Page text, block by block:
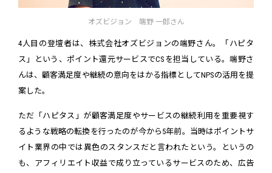
オズビジョン 端野 一郎さん
4人目の登壇者は、株式会社オズビジョンの端野さん。「ハピタ
ス」という、ポイント還元サービスでCSを担当している。端野さ
んは、顧客満足度や継続の意向をはかる指標としてNPSの活用を提
案した。
ただ「ハピタス」が顧客満足度やサービスの継続利用を重要視す
るような戦略の転換を行ったのが今から5年前。当時はポイントサ
イト業界の中では異色のスタンスだと言われたという。というの
も、アフィリエイト収益で成り立っているサービスのため、広告